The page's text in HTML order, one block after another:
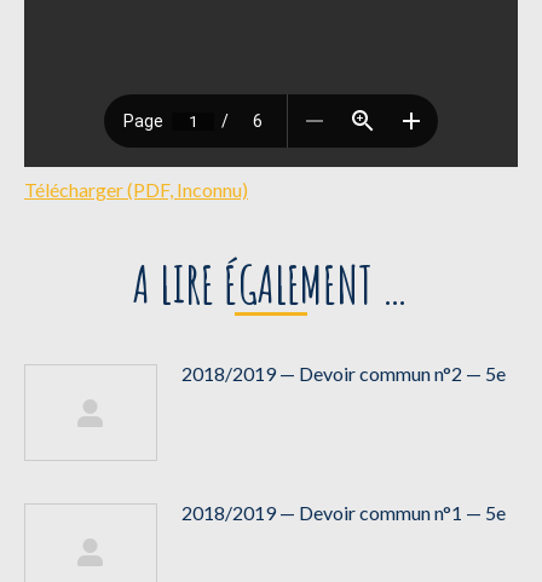
Télécharger (PDF, Inconnu)
A LIRE ÉGALEMENT …
2018/2019 — Devoir commun n°2 — 5e
2018/2019 — Devoir commun n°1 — 5e